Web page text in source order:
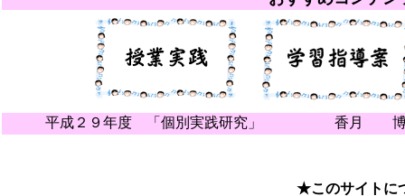
平成２９年度 「個別実践研究」 香月 博子
★このサイトに